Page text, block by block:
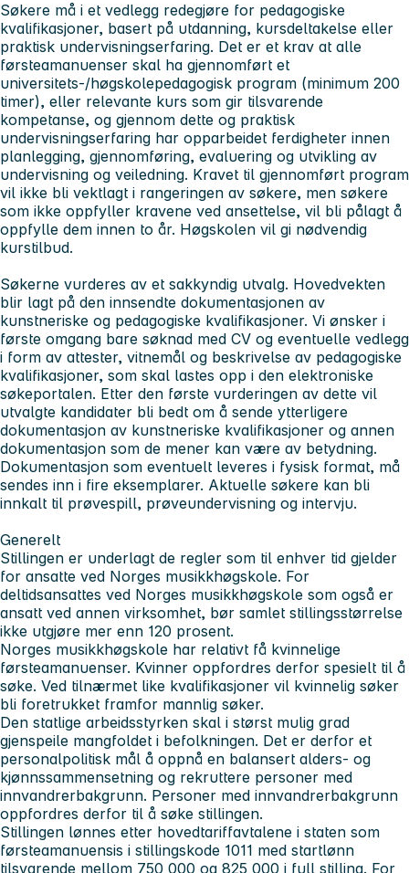
Søkere må i et vedlegg redegjøre for pedagogiske
kvalifikasjoner, basert på utdanning, kursdeltakelse eller
praktisk undervisningserfaring. Det er et krav at alle
førsteamanuenser skal ha gjennomført et
universitets-/høgskolepedagogisk program (minimum 200
timer), eller relevante kurs som gir tilsvarende
kompetanse, og gjennom dette og praktisk
undervisningserfaring har opparbeidet ferdigheter innen
planlegging, gjennomføring, evaluering og utvikling av
undervisning og veiledning. Kravet til gjennomført program
vil ikke bli vektlagt i rangeringen av søkere, men søkere
som ikke oppfyller kravene ved ansettelse, vil bli pålagt å
oppfylle dem innen to år. Høgskolen vil gi nødvendig
kurstilbud.
Søkerne vurderes av et sakkyndig utvalg. Hovedvekten
blir lagt på den innsendte dokumentasjonen av
kunstneriske og pedagogiske kvalifikasjoner. Vi ønsker i
første omgang bare søknad med CV og eventuelle vedlegg
i form av attester, vitnemål og beskrivelse av pedagogiske
kvalifikasjoner, som skal lastes opp i den elektroniske
søkeportalen. Etter den første vurderingen av dette vil
utvalgte kandidater bli bedt om å sende ytterligere
dokumentasjon av kunstneriske kvalifikasjoner og annen
dokumentasjon som de mener kan være av betydning.
Dokumentasjon som eventuelt leveres i fysisk format, må
sendes inn i fire eksemplarer. Aktuelle søkere kan bli
innkalt til prøvespill, prøveundervisning og intervju.
Generelt
Stillingen er underlagt de regler som til enhver tid gjelder
for ansatte ved Norges musikkhøgskole. For
deltidsansattes ved Norges musikkhøgskole som også er
ansatt ved annen virksomhet, bør samlet stillingsstørrelse
ikke utgjøre mer enn 120 prosent.
Norges musikkhøgskole har relativt få kvinnelige
førsteamanuenser. Kvinner oppfordres derfor spesielt til å
søke. Ved tilnærmet like kvalifikasjoner vil kvinnelig søker
bli foretrukket framfor mannlig søker.
Den statlige arbeidsstyrken skal i størst mulig grad
gjenspeile mangfoldet i befolkningen. Det er derfor et
personalpolitisk mål å oppnå en balansert alders- og
kjønnssammensetning og rekruttere personer med
innvandrerbakgrunn. Personer med innvandrerbakgrunn
oppfordres derfor til å søke stillingen.
Stillingen lønnes etter hovedtariffavtalene i staten som
førsteamanuensis i stillingskode 1011 med startlønn
tilsvarende mellom 750 000 og 825 000 i full stilling. For